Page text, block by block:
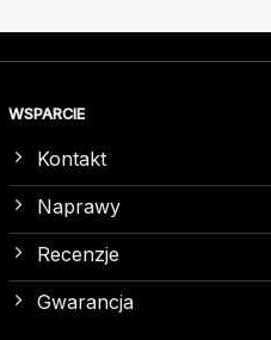
WSPARCIE
Kontakt
Naprawy
Recenzje
Gwarancja